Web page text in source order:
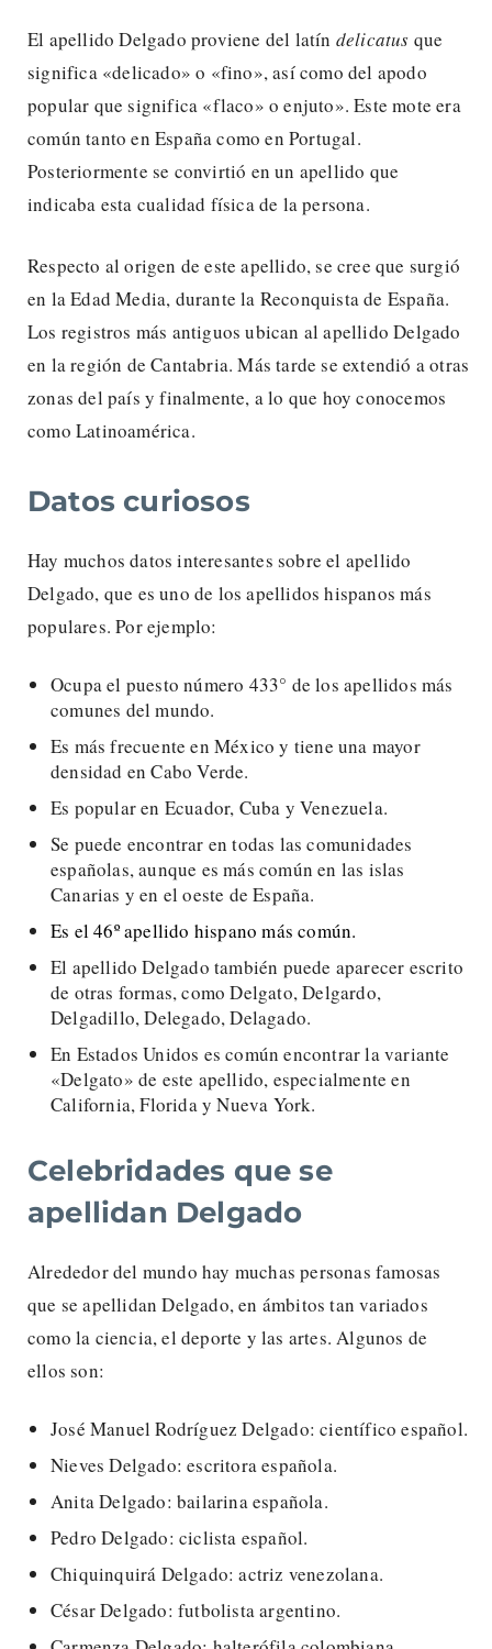
El apellido Delgado proviene del latín delicatus que
significa «delicado» o «fino», así como del apodo
popular que significa «flaco» o enjuto». Este mote era
común tanto en España como en Portugal.
Posteriormente se convirtió en un apellido que
indicaba esta cualidad física de la persona.
Respecto al origen de este apellido, se cree que surgió
en la Edad Media, durante la Reconquista de España.
Los registros más antiguos ubican al apellido Delgado
en la región de Cantabria. Más tarde se extendió a otras
zonas del país y finalmente, a lo que hoy conocemos
como Latinoamérica.
Datos curiosos
Hay muchos datos interesantes sobre el apellido
Delgado, que es uno de los apellidos hispanos más
populares. Por ejemplo:
Ocupa el puesto número 433° de los apellidos más
comunes del mundo.
Es más frecuente en México y tiene una mayor
densidad en Cabo Verde.
Es popular en Ecuador, Cuba y Venezuela.
Se puede encontrar en todas las comunidades
españolas, aunque es más común en las islas
Canarias y en el oeste de España.
Es el 46º apellido hispano más común.
El apellido Delgado también puede aparecer escrito
de otras formas, como Delgato, Delgardo,
Delgadillo, Delegado, Delagado.
En Estados Unidos es común encontrar la variante
«Delgato» de este apellido, especialmente en
California, Florida y Nueva York.
Celebridades que se
apellidan Delgado
Alrededor del mundo hay muchas personas famosas
que se apellidan Delgado, en ámbitos tan variados
como la ciencia, el deporte y las artes. Algunos de
ellos son:
José Manuel Rodríguez Delgado: científico español.
Nieves Delgado: escritora española.
Anita Delgado: bailarina española.
Pedro Delgado: ciclista español.
Chiquinquirá Delgado: actriz venezolana.
César Delgado: futbolista argentino.